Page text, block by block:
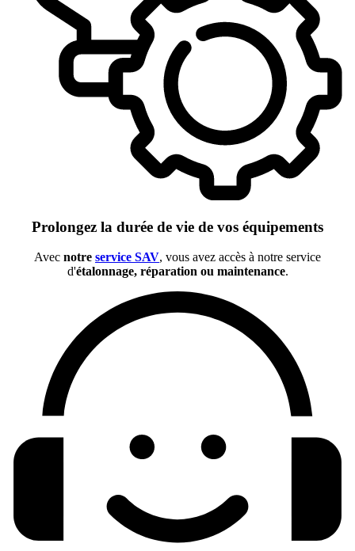
Prolongez la durée de vie de vos équipements
Avec notre service SAV, vous avez accès à notre service
d'étalonnage, réparation ou maintenance.